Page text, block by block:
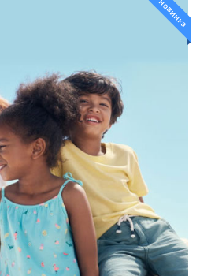
новинка